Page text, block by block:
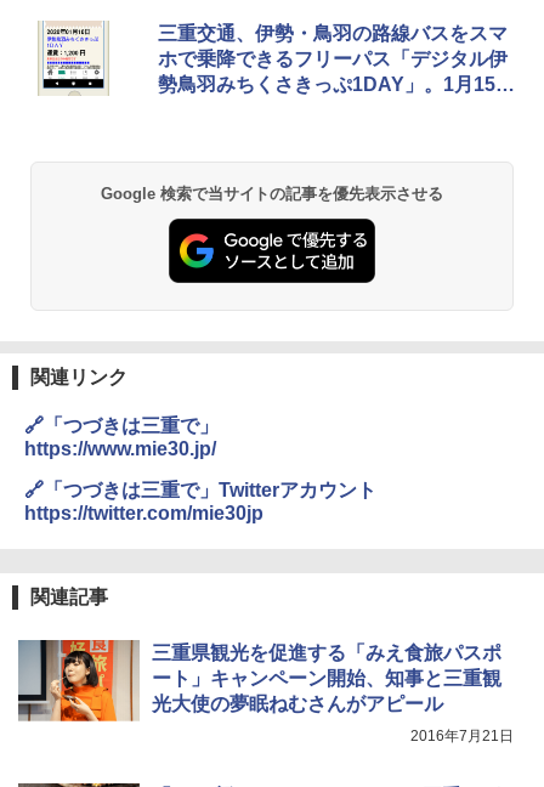
BUNDOK(バンドック)ソロ ドーム 1 EX BDK
-08EX カーキ ソロキャンプ ポリエステル フ
レーム テント
026リニューアル 急速冷凍 空間倍増 衛生的
コンパクト 保冷力長持ち
￥2,980
￥6,459
ポインターライト 強力 小型 緑色/赤色/青紫色
USB充電式 高精度 超長距離照射 長時間使用
電動エアーポンプ SUP用 20PSI 電動ポンプ
ゴムボート 空気入れ 空気抜き 自動停止 過熱
保護 日光可読lcd 7種類ノズル付き
三重交通、伊勢・鳥羽の路線バスをスマ
ホで乗降できるフリーパス「デジタル伊
勢鳥羽みちくさきっぷ1DAY」。1月15日
Google 検索で当サイトの記事を優先表示させる
関連リンク
🔗「つづきは三重で」
https://www.mie30.jp/
🔗「つづきは三重で」Twitterアカウント
https://twitter.com/mie30jp
関連記事
三重県観光を促進する「みえ食旅パスポ
ート」キャンペーン開始、知事と三重観
光大使の夢眠ねむさんがアピール
2016年7月21日